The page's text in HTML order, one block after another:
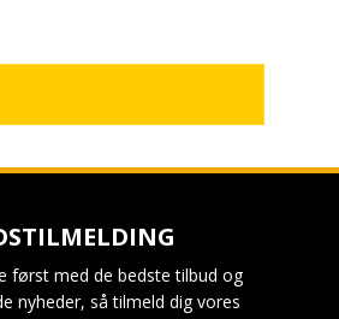
først med de bedste tilbud og
nyheder, så tilmeld dig vores